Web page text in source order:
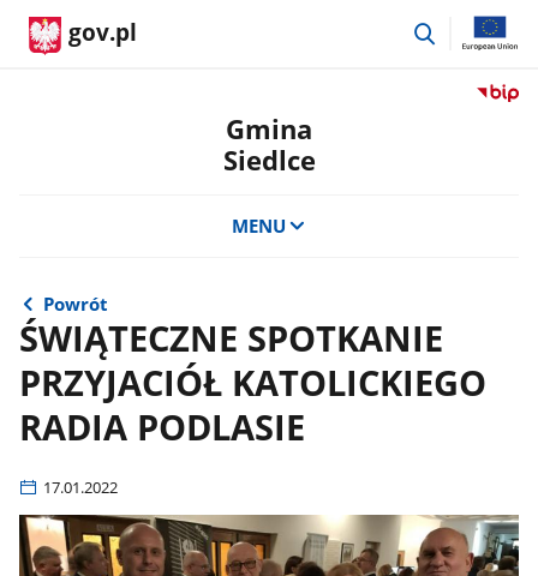
gov.pl
przejdź
Przejdź
Gmina
Siedlce
MENU
Powrót
ŚWIĄTECZNE SPOTKANIE
PRZYJACIÓŁ KATOLICKIEGO
RADIA PODLASIE
17.01.2022